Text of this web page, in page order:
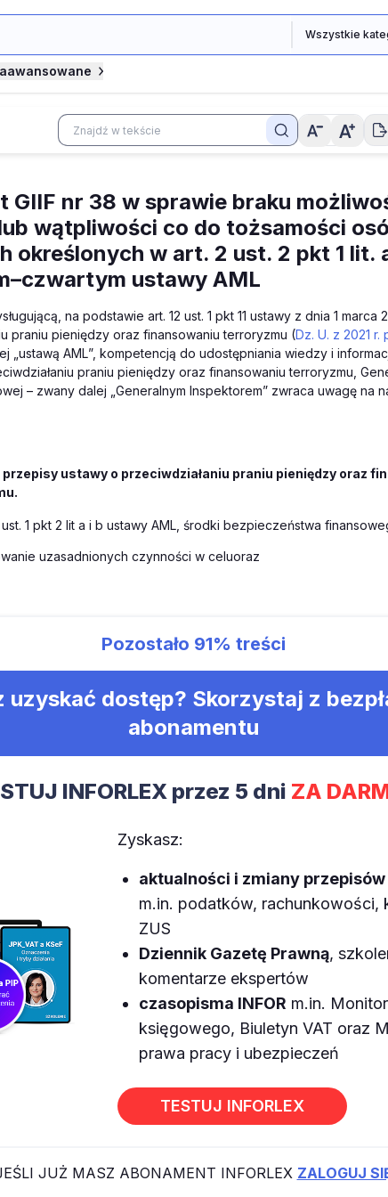
GIIF nr 38 w sprawie braku
wątpliwości co do tożsamości
określonych w art. 2 ust. 2 pkt 1 lit.
ustawy AML
na podstawie art. 12 ust. 1 pkt 11 ustawy z dnia 1 marca
praniu pieniędzy oraz finansowaniu terroryzmu (Dz. U. z 2021 r.
„ ustawą AML”, kompetencją do udostępniania wiedzy i
praniu pieniędzy oraz finansowaniu terroryzmu,
– zwany dalej „Generalnym Inspektorem” zwraca uwagę na
ustawy o przeciwdziałaniu praniu pieniędzy oraz
1 pkt 2 lit a i b ustawy AML, środki bezpieczeństwa
uzasadnionych czynności w celuoraz
Pozostało 91% treści
uzyskać dostęp? Skorzystaj z
abonamentu
INFORLEX przez 5 dni ZA
Zyskasz:
aktualności i zmiany przepisów
m.in. podatków, rachunkowości,
ZUS
Dziennik Gazetę Prawną,
komentarze ekspertów
czasopisma INFOR m.in. Monitor
księgowego, Biuletyn VAT oraz
prawa pracy i ubezpieczeń
TESTUJ INFORLEX
JUŻ MASZ ABONAMENT INFORLEX ZALOGUJ